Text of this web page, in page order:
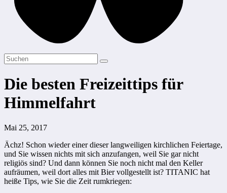
Die besten Freizeittips für
Himmelfahrt
Mai 25, 2017
Ächz! Schon wieder einer dieser langweiligen kirchlichen Feiertage,
und Sie wissen nichts mit sich anzufangen, weil Sie gar nicht
religiös sind? Und dann können Sie noch nicht mal den Keller
aufräumen, weil dort alles mit Bier vollgestellt ist? TITANIC hat
heiße Tips, wie Sie die Zeit rumkriegen: